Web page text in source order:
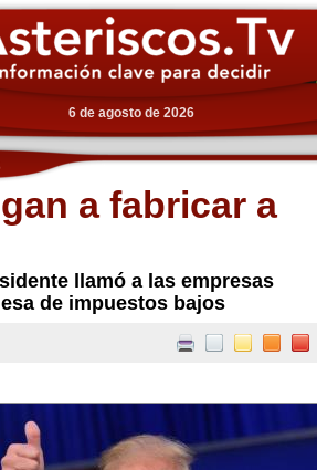
6 de agosto de 2026
a fabricar a
llamó a las empresas
de impuestos bajos